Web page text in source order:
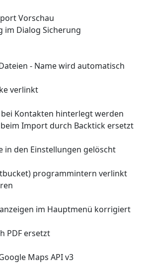
Vorschau
im Dialog Sicherung
- Name wird automatisch
verlinkt
Kontakten hinterlegt werden
Import durch Backtick ersetzt
in den Einstellungen gelöscht
programmintern verlinkt
im Hauptmenü korrigiert
PDF ersetzt
Maps API v3